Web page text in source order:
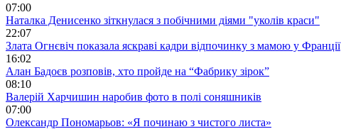
07:00
Наталка Денисенко зіткнулася з побічними діями "уколів краси"
22:07
Злата Огнєвіч показала яскраві кадри відпочинку з мамою у Франції
16:02
Алан Бадоєв розповів, хто пройде на “Фабрику зірок”
08:10
Валерій Харчишин наробив фото в полі соняшників
07:00
Олександр Пономарьов: «Я починаю з чистого листа»